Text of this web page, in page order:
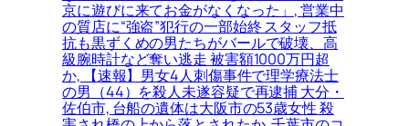
京に遊びに来てお金がなくなった」, 営業中
の質店に“強盗”犯行の一部始終 スタッフ抵
抗も黒ずくめの男たちがバールで破壊、高
級腕時計など奪い逃走 被害額1000万円超
か, 【速報】男女4人刺傷事件で理学療法士
の男（44）を殺人未遂容疑で再逮捕 大分・
佐伯市, 台船の遺体は大阪市の53歳女性 殺